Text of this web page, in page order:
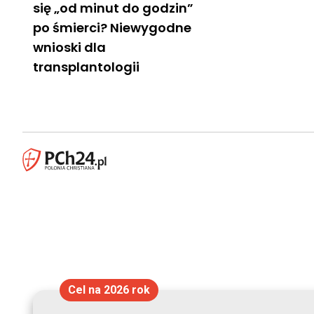
się „od minut do godzin”
po śmierci? Niewygodne
wnioski dla
transplantologii
Cel na 2026 rok